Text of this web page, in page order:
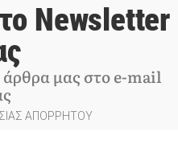
Newsletter
μας στο e-mail
ΑΠΟΡΡΗΤΟΥ